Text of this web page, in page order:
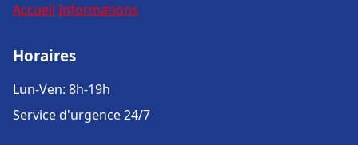
Accueil Informations
Horaires
Lun-Ven: 8h-19h
Service d'urgence 24/7